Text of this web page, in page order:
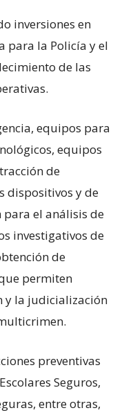
inversiones en
para la Policía y el
de las
equipos para
equipos
de
dispositivos y de
el análisis de
investigativos de
de
permiten
y la judicialización
preventivas
Seguros,
entre otras,